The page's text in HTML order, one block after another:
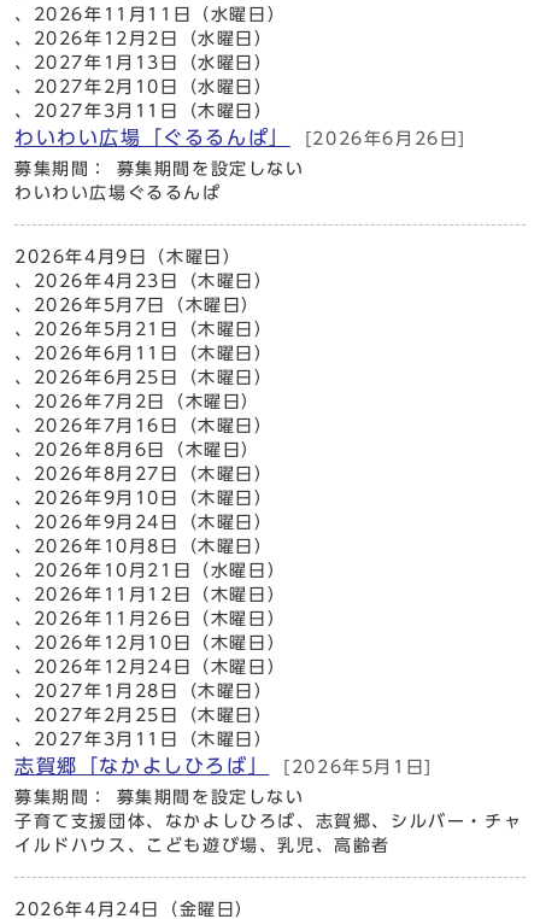
、2026年11月11日（水曜日）
、2026年12月2日（水曜日）
、2027年1月13日（水曜日）
、2027年2月10日（水曜日）
、2027年3月11日（木曜日）
わいわい広場「ぐるるんぱ」 [2026年6月26日]
募集期間： 募集期間を設定しない
わいわい広場ぐるるんぱ
2026年4月9日（木曜日）
、2026年4月23日（木曜日）
、2026年5月7日（木曜日）
、2026年5月21日（木曜日）
、2026年6月11日（木曜日）
、2026年6月25日（木曜日）
、2026年7月2日（木曜日）
、2026年7月16日（木曜日）
、2026年8月6日（木曜日）
、2026年8月27日（木曜日）
、2026年9月10日（木曜日）
、2026年9月24日（木曜日）
、2026年10月8日（木曜日）
、2026年10月21日（水曜日）
、2026年11月12日（木曜日）
、2026年11月26日（木曜日）
、2026年12月10日（木曜日）
、2026年12月24日（木曜日）
、2027年1月28日（木曜日）
、2027年2月25日（木曜日）
、2027年3月11日（木曜日）
志賀郷「なかよしひろば」 [2026年5月1日]
募集期間： 募集期間を設定しない
子育て支援団体、なかよしひろば、志賀郷、シルバー・チャ
イルドハウス、こども遊び場、乳児、高齢者
2026年4月24日（金曜日）